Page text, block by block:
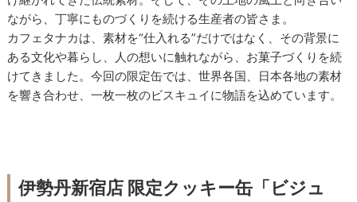
ながら、丁寧にものづくりを続ける生産者の皆さま。
カフェタナカは、素材を“仕入れる”だけではなく、その背景に
ある文化や暮らし、人の想いに触れながら、お菓子づくりを続
けてきました。今回の限定缶では、世界各国、日本各地の素材
を響き合わせ、一枚一枚のビスキュイに物語を込めています。
伊勢丹新宿店 限定クッキー缶「ビジュ